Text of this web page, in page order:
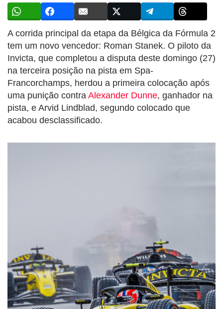
A corrida principal da etapa da Bélgica da Fórmula 2
tem um novo vencedor: Roman Stanek. O piloto da
Invicta, que completou a disputa deste domingo (27)
na terceira posição na pista em Spa-
Francorchamps, herdou a primeira colocação após
uma punição contra Alexander Dunne, ganhador na
pista, e Arvid Lindblad, segundo colocado que
acabou desclassificado.